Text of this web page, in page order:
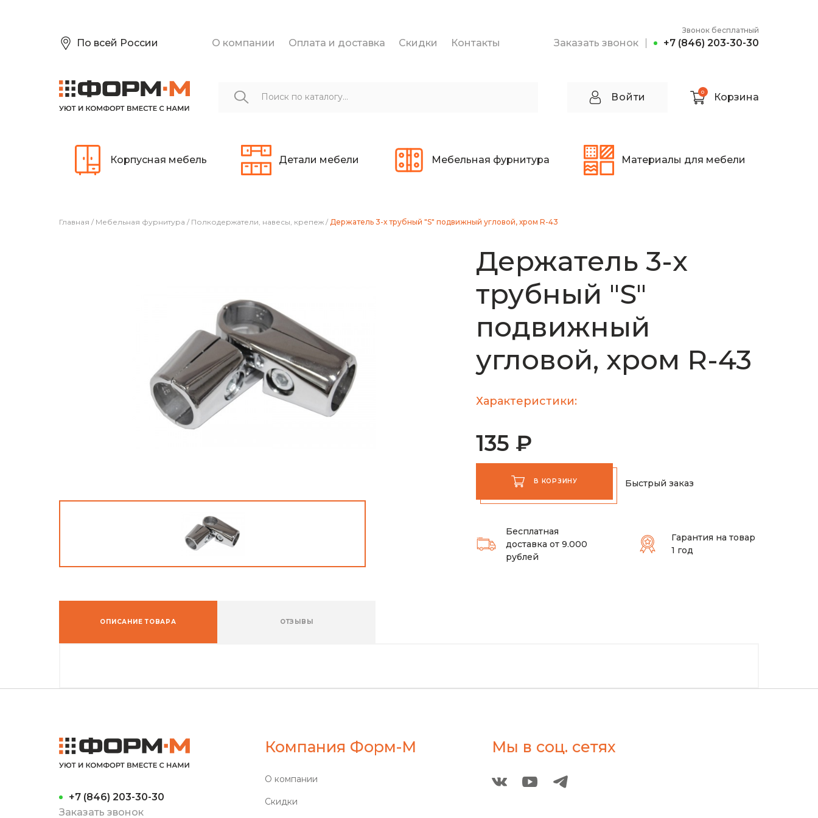
По всей России О компании Оплата и доставка Скидки Контакты Заказать звонок
Звонок бесплатный
+7 (846) 203-30-30
Войти 0 Корзина
Корпусная мебель Детали мебели Мебельная фурнитура Материалы для мебели
Главная / Мебельная фурнитура / Полкодержатели, навесы, крепеж / Держатель 3-х трубный "S" подвижный угловой, хром R-43
Держатель 3-х
трубный "S"
подвижный
угловой, хром R-43
Характеристики:
135 ₽
В КОРЗИНУ Быстрый заказ
Бесплатная
доставка от 9.000
рублей
Гарантия на товар
1 год
ОПИСАНИЕ ТОВАРА ОТЗЫВЫ
+7 (846) 203-30-30
Заказать звонок
Компания Форм-М
О компании
Скидки
Мы в соц. сетях